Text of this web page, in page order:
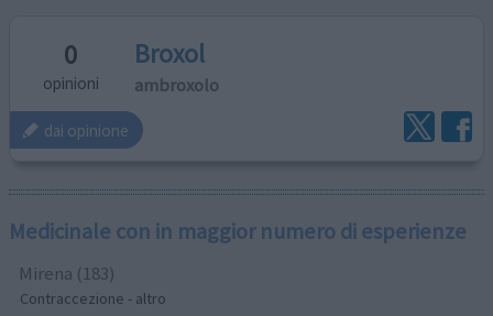
0
opinioni
Broxol
ambroxolo
dai opinione
Medicinale con in maggior numero di esperienze
Mirena (183)
Contraccezione - altro